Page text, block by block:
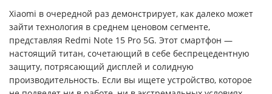
Xiaomi в очередной раз демонстрирует, как далеко может
зайти технология в среднем ценовом сегменте,
представляя Redmi Note 15 Pro 5G. Этот смартфон —
настоящий титан, сочетающий в себе беспрецедентную
защиту, потрясающий дисплей и солидную
производительность. Если вы ищете устройство, которое